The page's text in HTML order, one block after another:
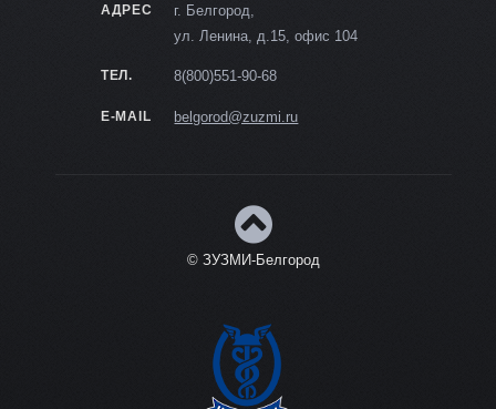
АДРЕС
г. Белгород,
ул. Ленина, д.15, офис 104
ТЕЛ. 8(800)551-90-68
E-MAIL belgorod@zuzmi.ru
© ЗУЗМИ-Белгород